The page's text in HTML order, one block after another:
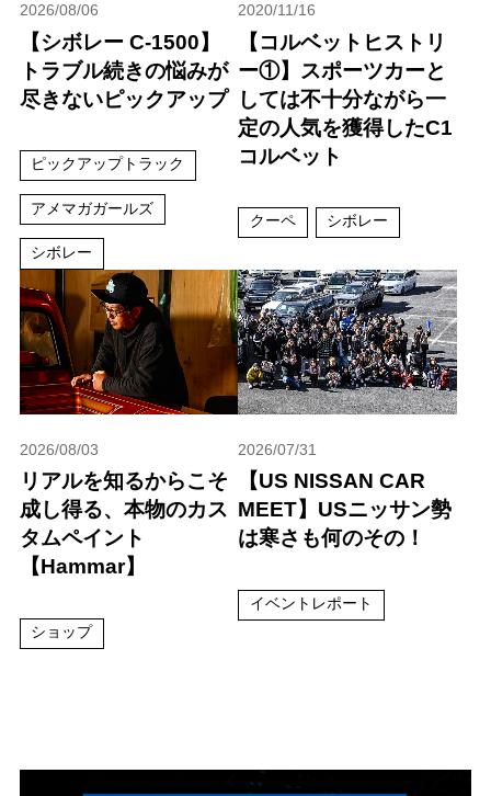
2026/08/06
【シボレー C-1500】
トラブル続きの悩みが
尽きないピックアップ
ピックアップトラック
アメマガガールズ
シボレー
2020/11/16
【コルベットヒストリ
ー①】スポーツカーと
しては不十分ながら一
定の人気を獲得したC1
コルベット
クーペ シボレー
2026/08/03
リアルを知るからこそ
成し得る、本物のカス
タムペイント
【Hammar】
ショップ
2026/07/31
【US NISSAN CAR
MEET】USニッサン勢
は寒さも何のその！
イベントレポート